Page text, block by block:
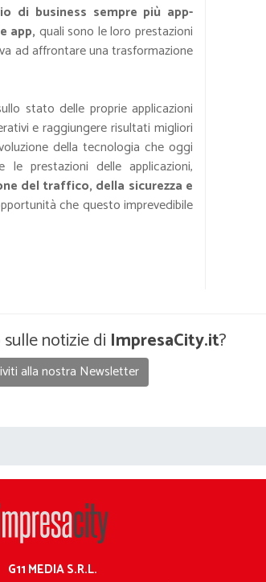
di business sempre più app-
app, quali sono le loro prestazioni
ad affrontare una trasformazione
stato delle proprie applicazioni
e raggiungere risultati migliori
della tecnologia che oggi
prestazioni delle applicazioni,
del traffico, della sicurezza e
che questo imprevedibile
notizie di ImpresaCity.it?
alla nostra Newsletter
G11 MEDIA S.R.L.